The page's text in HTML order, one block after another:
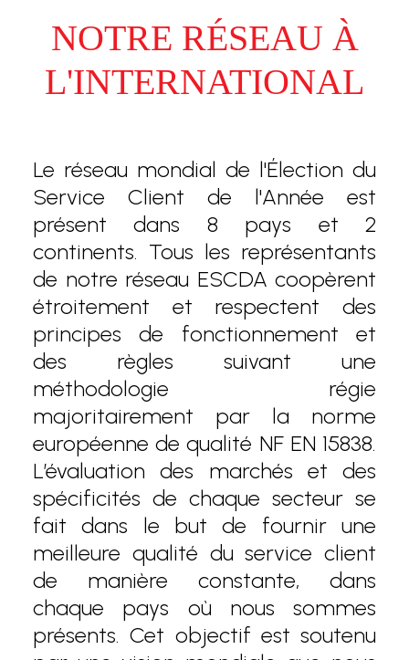
NOTRE RÉSEAU À
L'INTERNATIONAL
Le réseau mondial de l'Élection du
Service Client de l'Année est
présent dans 8 pays et 2
continents. Tous les représentants
de notre réseau ESCDA coopèrent
étroitement et respectent des
principes de fonctionnement et
des règles suivant une
méthodologie régie
majoritairement par la norme
européenne de qualité NF EN 15838.
L’évaluation des marchés et des
spécificités de chaque secteur se
fait dans le but de fournir une
meilleure qualité du service client
de manière constante, dans
chaque pays où nous sommes
présents. Cet objectif est soutenu